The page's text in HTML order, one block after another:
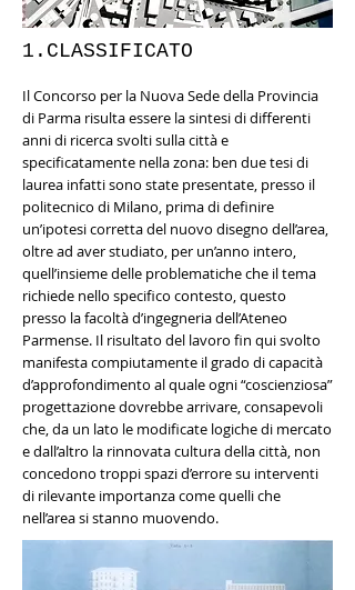
1.CLASSIFICATO
Il Concorso per la Nuova Sede della Provincia
di Parma risulta essere la sintesi di differenti
anni di ricerca svolti sulla città e
specificatamente nella zona: ben due tesi di
laurea infatti sono state presentate, presso il
politecnico di Milano, prima di definire
un’ipotesi corretta del nuovo disegno dell’area,
oltre ad aver studiato, per un’anno intero,
quell’insieme delle problematiche che il tema
richiede nello specifico contesto, questo
presso la facoltà d’ingegneria dell’Ateneo
Parmense. Il risultato del lavoro fin qui svolto
manifesta compiutamente il grado di capacità
d’approfondimento al quale ogni “coscienziosa”
progettazione dovrebbe arrivare, consapevoli
che, da un lato le modificate logiche di mercato
e dall’altro la rinnovata cultura della città, non
concedono troppi spazi d’errore su interventi
di rilevante importanza come quelli che
nell’area si stanno muovendo.